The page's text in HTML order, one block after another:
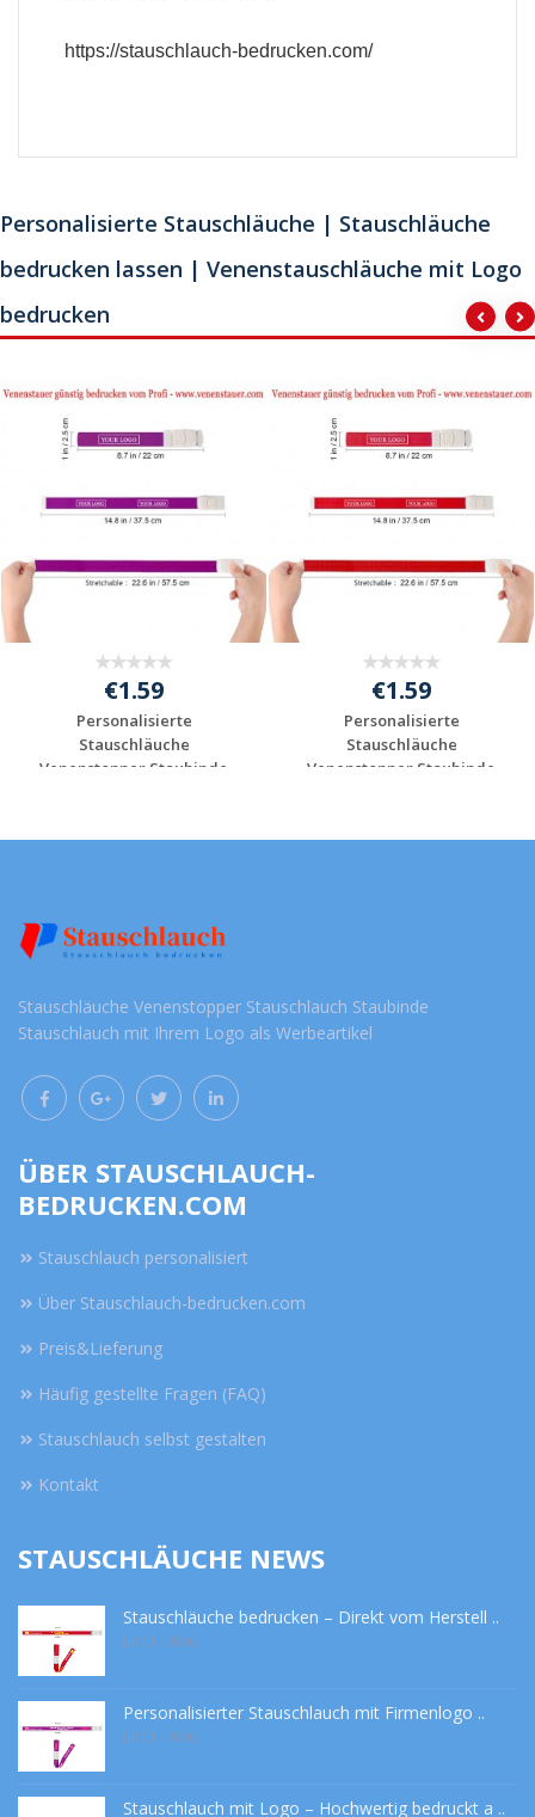
https://stauschlauch-bedrucken.com/
Personalisierte Stauschläuche | Stauschläuche
bedrucken lassen | Venenstauschläuche mit Logo
bedrucken
€1.59
Personalisierte
Stauschläuche
Venenstopper Staubinde
€1.59
Personalisierte
Stauschläuche
Venenstopper Staubinde
Stauschläuche Venenstopper Stauschlauch Staubinde
Stauschlauch mit Ihrem Logo als Werbeartikel
ÜBER STAUSCHLAUCH-
BEDRUCKEN.COM
Stauschlauch personalisiert
Über Stauschlauch-bedrucken.com
Preis&Lieferung
Häufig gestellte Fragen (FAQ)
Stauschlauch selbst gestalten
Kontakt
STAUSCHLÄUCHE NEWS
Stauschläuche bedrucken – Direkt vom Herstell ..
Jul 01 - 2026
Personalisierter Stauschlauch mit Firmenlogo ..
Jul 01 - 2026
Stauschlauch mit Logo – Hochwertig bedruckt a ..